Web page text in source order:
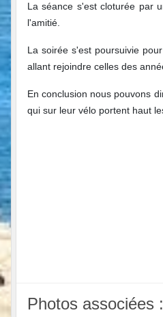
La séance s'est cloturée par
l'amitié.
La soirée s'est poursuivie
allant rejoindre celles des
En conclusion nous pouvons
qui sur leur vélo portent haut
Photos associées